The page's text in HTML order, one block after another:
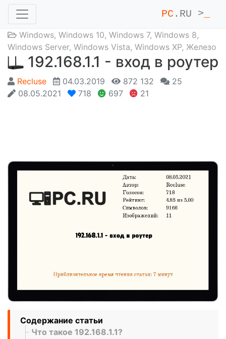
PC .RU >
Windows, Windows 10, Windows 7, Windows 8,
Windows Server, Windows Vista, Windows XP, Железо
192.168.1.1 - вход в роутер
Recluse 04.03.2019 872 132
25
08.05.2021
718 697 21
Содержание статьи
Что такое 192.168.1.1?